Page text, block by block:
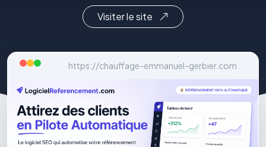
Visiter le site
https://chauffage-emmanuel-gerbier.com